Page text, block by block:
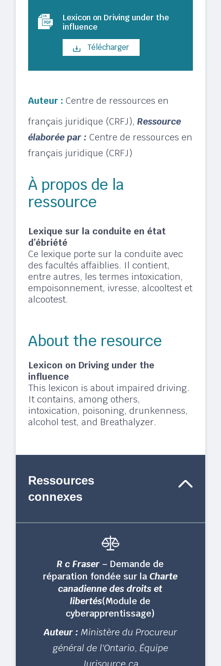
Auteur : Centre de ressources en
français juridique (CRFJ),Ressource
élaborée par : Centre de ressources en
français juridique (CRFJ)
À propos de la
ressource
Lexique sur la conduite en état
d’ébriété
Ce lexique porte sur la conduite avec
des facultés affaiblies. Il contient,
entre autres, les termes intoxication,
empoisonnement, ivresse, alcooltest et
alcootest.
About the resource
Lexicon on Driving under the
influence
This lexicon is about impaired driving.
It contains, among others,
intoxication, poisoning, drunkenness,
alcohol test, and Breathalyzer.
Lexicon on Driving under the
influence
Télécharger
Ressources
connexes
R c Fraser – Demande de
réparation fondée sur laCharte
canadienne des droits et
libertés(Module de
cyberapprentissage)
Auteur : Ministère du Procureur
général de l'Ontario, Équipe